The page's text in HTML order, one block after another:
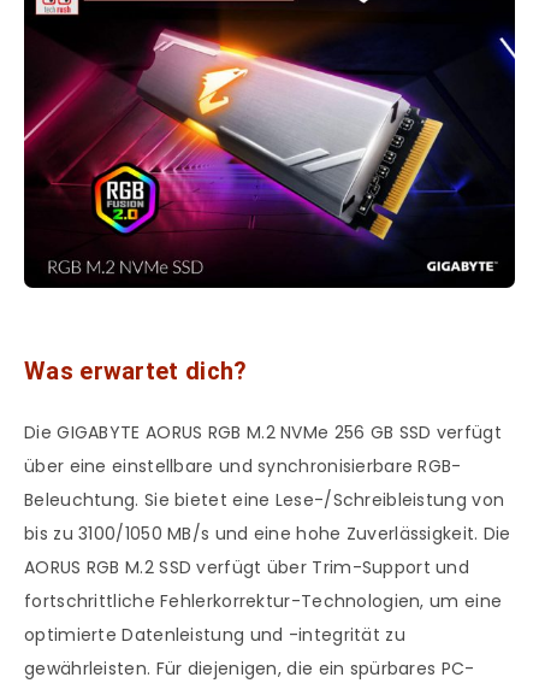
Was erwartet dich?
Die GIGABYTE AORUS RGB M.2 NVMe 256 GB SSD verfügt
über eine einstellbare und synchronisierbare RGB-
Beleuchtung. Sie bietet eine Lese-/Schreibleistung von
bis zu 3100/1050 MB/s und eine hohe Zuverlässigkeit. Die
AORUS RGB M.2 SSD verfügt über Trim-Support und
fortschrittliche Fehlerkorrektur-Technologien, um eine
optimierte Datenleistung und -integrität zu
gewährleisten. Für diejenigen, die ein spürbares PC-